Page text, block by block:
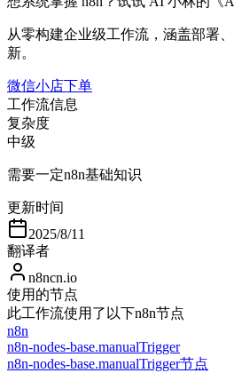
从零构建企业级工作流，涵盖部署
新。
微信小店下单
工作流信息
复杂度
中级
需要一定n8n基础知识
更新时间
2025/8/11
翻译者
n8ncn.io
使用的节点
此工作流使用了以下n8n节点
n8n
n8n-nodes-base.manualTrigger
n8n-nodes-base.manualTrigger节点